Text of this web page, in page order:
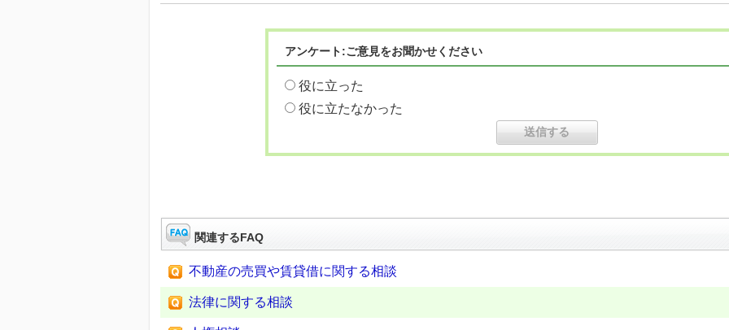
アンケート:ご意見をお聞かせください
役に立った
役に立たなかった
関連するFAQ
不動産の売買や賃貸借に関する相談
法律に関する相談